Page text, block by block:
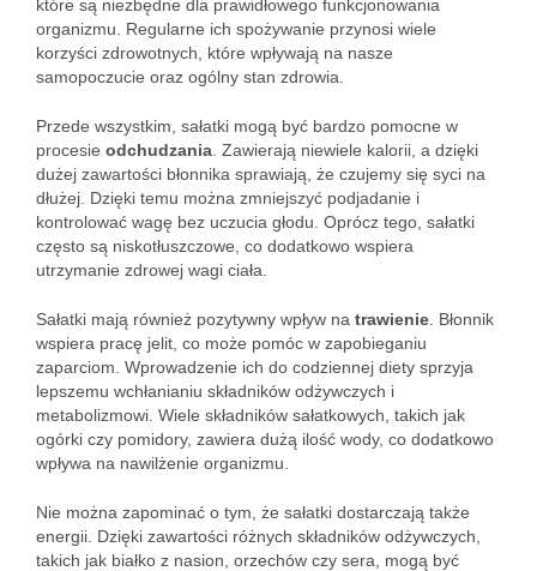
które są niezbędne dla prawidłowego funkcjonowania
organizmu. Regularne ich spożywanie przynosi wiele
korzyści zdrowotnych, które wpływają na nasze
samopoczucie oraz ogólny stan zdrowia.
Przede wszystkim, sałatki mogą być bardzo pomocne w
procesie odchudzania . Zawierają niewiele kalorii, a dzięki
dużej zawartości błonnika sprawiają, że czujemy się syci na
dłużej. Dzięki temu można zmniejszyć podjadanie i
kontrolować wagę bez uczucia głodu. Oprócz tego, sałatki
często są niskotłuszczowe, co dodatkowo wspiera
utrzymanie zdrowej wagi ciała.
Sałatki mają również pozytywny wpływ na trawienie . Błonnik
wspiera pracę jelit, co może pomóc w zapobieganiu
zaparciom. Wprowadzenie ich do codziennej diety sprzyja
lepszemu wchłanianiu składników odżywczych i
metabolizmowi. Wiele składników sałatkowych, takich jak
ogórki czy pomidory, zawiera dużą ilość wody, co dodatkowo
wpływa na nawilżenie organizmu.
Nie można zapominać o tym, że sałatki dostarczają także
energii. Dzięki zawartości różnych składników odżywczych,
takich jak białko z nasion, orzechów czy sera, mogą być